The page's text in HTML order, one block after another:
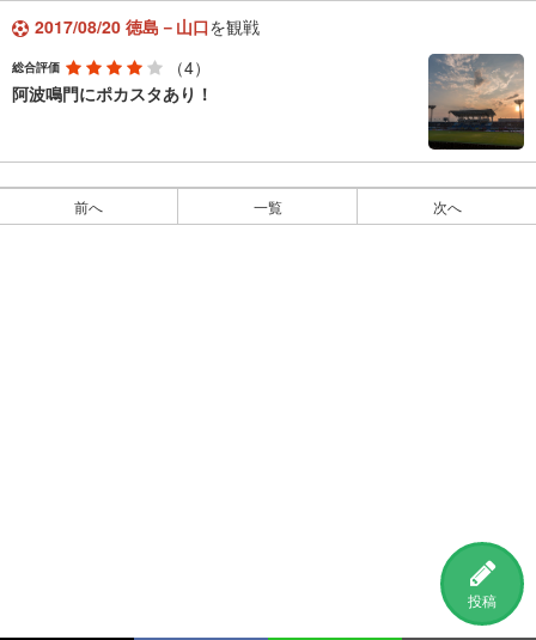
投稿
2017/08/20 徳島－山口を観戦
総合評価
（4）
阿波鳴門にポカスタあり！
前へ 一覧 次へ